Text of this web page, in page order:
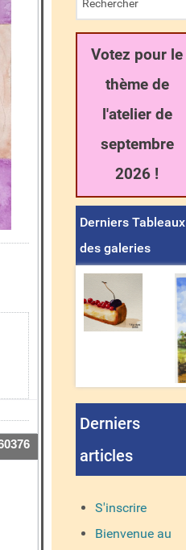
Votez pour le
thème de
l'atelier de
septembre
2026 !
Derniers Tableaux
des galeries
Derniers
articles
S'inscrire
Bienvenue au